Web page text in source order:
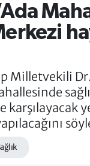
Milletvekili
karşılayacak
Durumu ve
Haberleri